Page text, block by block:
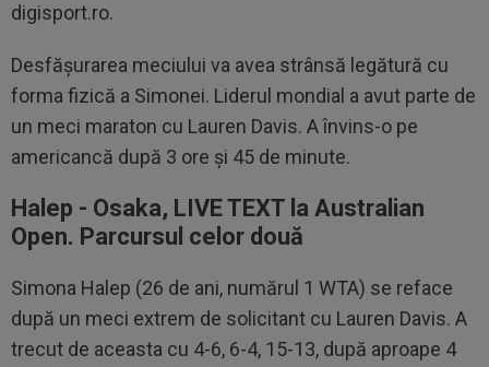
digisport.ro.
Desfăşurarea meciului va avea strânsă legătură cu
forma fizică a Simonei. Liderul mondial a avut parte de
un meci maraton cu Lauren Davis. A învins-o pe
americancă după 3 ore şi 45 de minute.
Halep - Osaka, LIVE TEXT la Australian
Open. Parcursul celor două
Simona Halep (26 de ani, numărul 1 WTA) se reface
după un meci extrem de solicitant cu Lauren Davis. A
trecut de aceasta cu 4-6, 6-4, 15-13, după aproape 4